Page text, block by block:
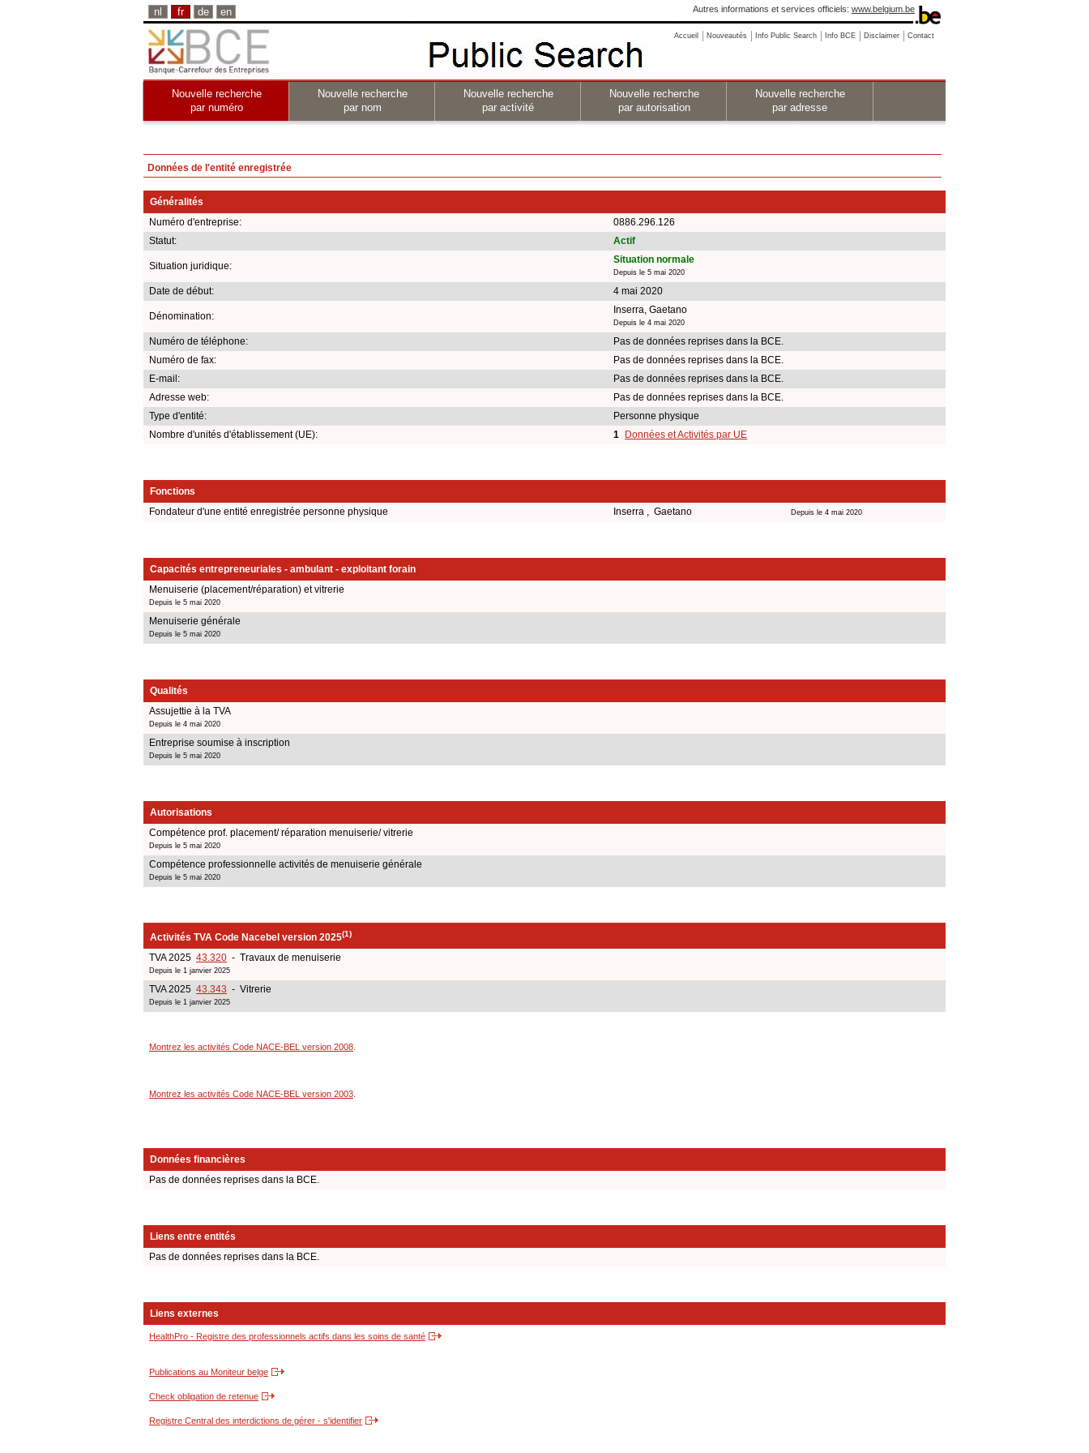
nl fr de en Autres informations et services officiels: www.belgium.be
Accueil Nouveautés Info Public Search Info BCE Disclaimer Contact
Nouvelle recherche
par numéro
Nouvelle recherche
par nom
Nouvelle recherche
par activité
Nouvelle recherche
par autorisation
Nouvelle recherche
par adresse
Données de l'entité enregistrée
Généralités
Numéro d'entreprise:
0886.296.126
Statut:
Actif
Situation juridique:
Situation normale
Depuis le 5 mai 2020
Date de début: 4 mai 2020
Dénomination:
Inserra, Gaetano
Depuis le 4 mai 2020
Numéro de téléphone:
Pas de données reprises dans la BCE.
Numéro de fax:
Pas de données reprises dans la BCE.
E-mail:
Pas de données reprises dans la BCE.
Adresse web:
Pas de données reprises dans la BCE.
Type d'entité:
Personne physique
Nombre d'unités d'établissement (UE):
1 Données et Activités par UE
Fonctions
Fondateur d'une entité enregistrée personne physique
Inserra , Gaetano Depuis le 4 mai 2020
Capacités entrepreneuriales - ambulant - exploitant forain
Menuiserie (placement/réparation) et vitrerie
Depuis le 5 mai 2020
Menuiserie générale
Depuis le 5 mai 2020
Qualités
Assujettie à la TVA
Depuis le 4 mai 2020
Entreprise soumise à inscription
Depuis le 5 mai 2020
Autorisations
Compétence prof. placement/ réparation menuiserie/ vitrerie
Depuis le 5 mai 2020
Compétence professionnelle activités de menuiserie générale
Depuis le 5 mai 2020
Activités TVA Code Nacebel version 2025(1)
TVA 2025 43.320 - Travaux de menuiserie
Depuis le 1 janvier 2025
TVA 2025 43.343 - Vitrerie
Depuis le 1 janvier 2025
Montrez les activités Code NACE-BEL version 2008
Montrez les activités Code NACE-BEL version 2003
Données financières
Pas de données reprises dans la BCE.
Liens entre entités
Pas de données reprises dans la BCE.
Liens externes
HealthPro - Registre des professionnels actifs dans les soins de santé
Publications au Moniteur belge
Check obligation de retenue
Registre Central des interdictions de gérer - s'identifier